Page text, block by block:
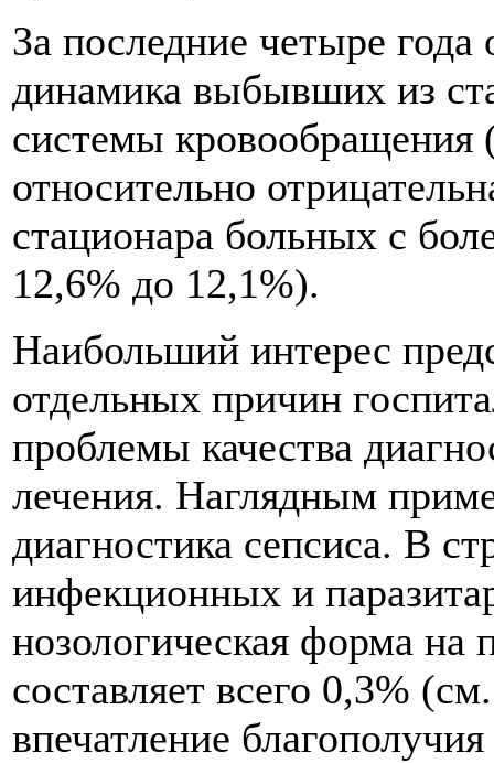
За последние четыре года
динамика выбывших из
системы кровообращения
относительно
стационара больных с
12,6% до 12,1%).
Наибольший интерес
отдельных причин
проблемы качества
лечения. Наглядным
диагностика сепсиса. В
инфекционных и
нозологическая форма на
составляет всего 0,3%
впечатление благополучия